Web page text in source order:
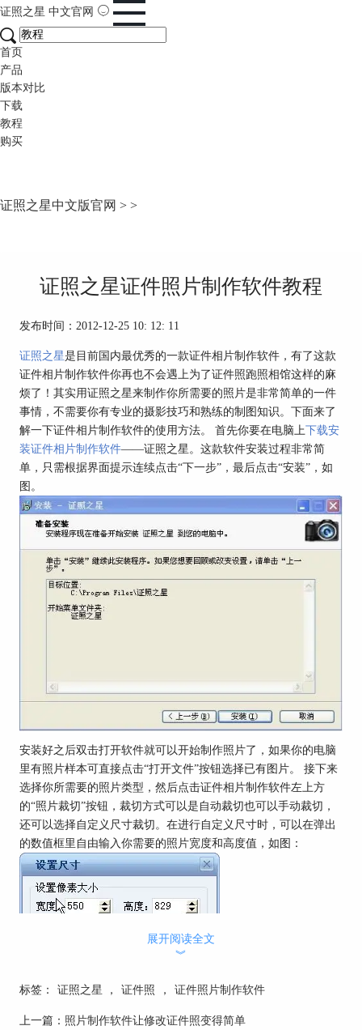
证照之星 中文官网
首页
产品
版本对比
下载
教程
购买
证照之星中文版官网 > >
证照之星证件照片制作软件教程
发布时间：2012-12-25 10: 12: 11
证照之星是目前国内最优秀的一款证件相片制作软件，有了这款
证件相片制作软件你再也不会遇上为了证件照跑照相馆这样的麻
烦了！其实用证照之星来制作你所需要的照片是非常简单的一件
事情，不需要你有专业的摄影技巧和熟练的制图知识。下面来了
解一下证件相片制作软件的使用方法。 首先你要在电脑上下载安
装证件相片制作软件——证照之星。这款软件安装过程非常简
单，只需根据界面提示连续点击“下一步”，最后点击“安装”，如
图。
安装好之后双击打开软件就可以开始制作照片了，如果你的电脑
里有照片样本可直接点击“打开文件”按钮选择已有图片。 接下来
选择你所需要的照片类型，然后点击证件相片制作软件左上方
的“照片裁切”按钮，裁切方式可以是自动裁切也可以手动裁切，
还可以选择自定义尺寸裁切。在进行自定义尺寸时，可以在弹出
的数值框里自由输入你需要的照片宽度和高度值，如图：
斜矫正或手动照片旋转，除此之外，我们还可以利用证照之星对
展开阅读全文
︾
标签： 证照之星 ， 证件照 ， 证件照片制作软件
上一篇： 照片制作软件让修改证件照变得简单